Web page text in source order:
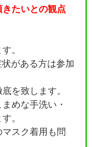
きたいとの観点
。
がある方は参加
を致します。
めな手洗い・
。
マスク着用も問